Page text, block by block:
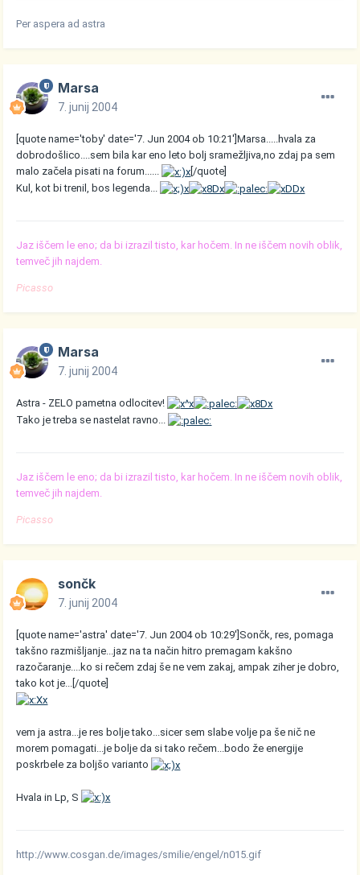
Per aspera ad astra
Marsa
7. junij 2004
[quote name='toby' date='7. Jun 2004 ob 10:21']Marsa.....hvala za
dobrodošlico....sem bila kar eno leto bolj sramežljiva,no zdaj pa sem
malo začela pisati na forum......
[/quote]
Kul, kot bi trenil, bos legenda...
Jaz iščem le eno; da bi izrazil tisto, kar hočem. In ne iščem novih oblik,
temveč jih najdem.
Picasso
Marsa
7. junij 2004
Astra - ZELO pametna odlocitev!
Tako je treba se nastelat ravno...
Jaz iščem le eno; da bi izrazil tisto, kar hočem. In ne iščem novih oblik,
temveč jih najdem.
Picasso
sončk
7. junij 2004
[quote name='astra' date='7. Jun 2004 ob 10:29']Sončk, res, pomaga
takšno razmišljanje...jaz na ta način hitro premagam kakšno
razočaranje....ko si rečem zdaj še ne vem zakaj, ampak ziher je dobro,
tako kot je...[/quote]
vem ja astra...je res bolje tako...sicer sem slabe volje pa še nič ne
morem pomagati...je bolje da si tako rečem...bodo že energije
poskrbele za boljšo varianto
Hvala in Lp, S
http://www.cosgan.de/images/smilie/engel/n015.gif